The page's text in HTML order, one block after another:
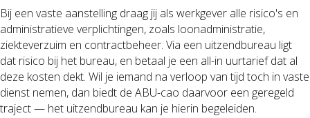
Bij een vaste aanstelling draag jij als werkgever alle risico's en
administratieve verplichtingen, zoals loonadministratie,
ziekteverzuim en contractbeheer. Via een uitzendbureau ligt
dat risico bij het bureau, en betaal je een all-in uurtarief dat al
deze kosten dekt. Wil je iemand na verloop van tijd toch in vaste
dienst nemen, dan biedt de ABU-cao daarvoor een geregeld
traject — het uitzendbureau kan je hierin begeleiden.